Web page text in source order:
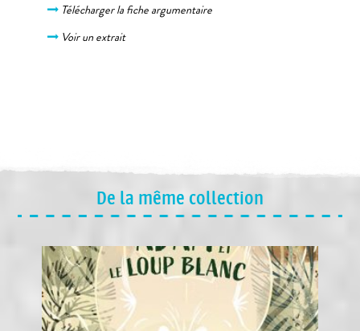
Télécharger la fiche argumentaire
Voir un extrait
De la même collection